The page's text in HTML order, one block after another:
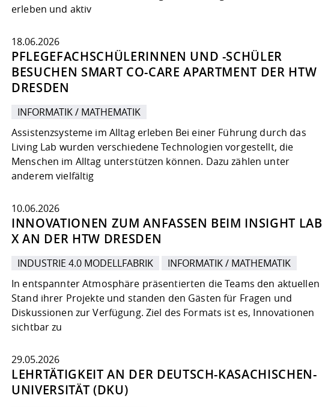
erleben und aktiv
PFLEGEFACHSCHÜLERINNEN UND -SCHÜLER
BESUCHEN SMART CO-CARE APARTMENT DER HTW
DRESDEN
18.06.2026
INFORMATIK / MATHEMATIK
Assistenzsysteme im Alltag erleben Bei einer Führung durch das
Living Lab wurden verschiedene Technologien vorgestellt, die
Menschen im Alltag unterstützen können. Dazu zählen unter
anderem vielfältig
INNOVATIONEN ZUM ANFASSEN BEIM INSIGHT LAB
X AN DER HTW DRESDEN
10.06.2026
INDUSTRIE 4.0 MODELLFABRIK
INFORMATIK / MATHEMATIK
In entspannter Atmosphäre präsentierten die Teams den aktuellen
Stand ihrer Projekte und standen den Gästen für Fragen und
Diskussionen zur Verfügung. Ziel des Formats ist es, Innovationen
sichtbar zu
LEHRTÄTIGKEIT AN DER DEUTSCH-KASACHISCHEN-
UNIVERSITÄT (DKU)
29.05.2026